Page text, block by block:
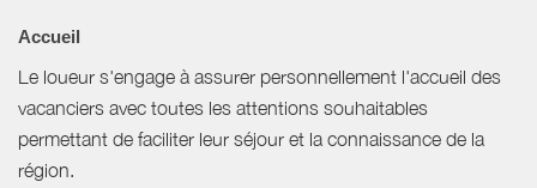
Accueil
Le loueur s'engage à assurer personnellement l'accueil des
vacanciers avec toutes les attentions souhaitables
permettant de faciliter leur séjour et la connaissance de la
région.